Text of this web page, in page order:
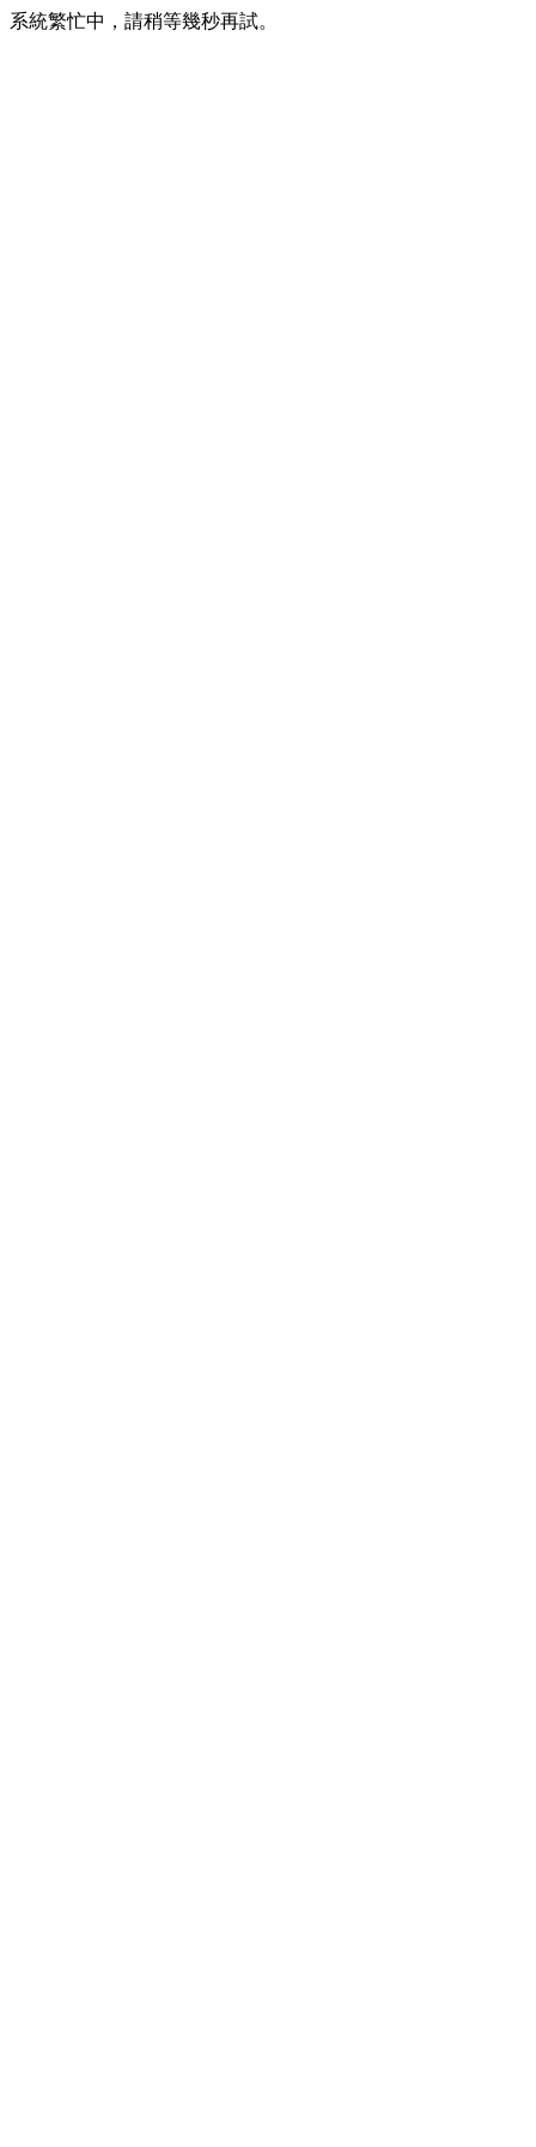
系統繁忙中，請稍等幾秒再試。